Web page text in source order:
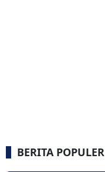
BERITA POPULER